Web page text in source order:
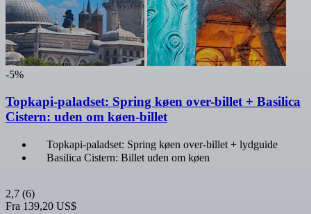
-5%
Topkapi-paladset: Spring køen over-billet + Basilica
Cistern: uden om køen-billet
Topkapi-paladset: Spring køen over-billet + lydguide
Basilica Cistern: Billet uden om køen
2,7 (6)
Fra 139,20 US$